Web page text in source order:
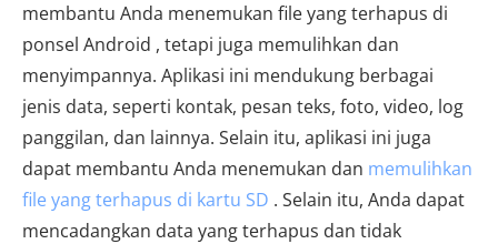
membantu Anda menemukan file yang terhapus di
ponsel Android , tetapi juga memulihkan dan
menyimpannya. Aplikasi ini mendukung berbagai
jenis data, seperti kontak, pesan teks, foto, video, log
panggilan, dan lainnya. Selain itu, aplikasi ini juga
dapat membantu Anda menemukan dan memulihkan
file yang terhapus di kartu SD . Selain itu, Anda dapat
mencadangkan data yang terhapus dan tidak